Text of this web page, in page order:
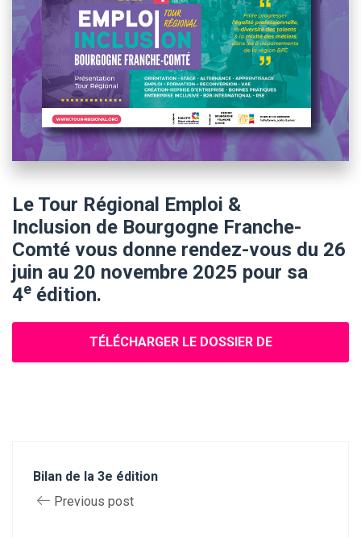
Le Tour Régional Emploi &
Inclusion de Bourgogne Franche-
Comté vous donne rendez-vous du 26
juin au 20 novembre 2025 pour sa
4e édition.
TÉLÉCHARGER LE DOSSIER DE
Bilan de la 3e édition
Previous post